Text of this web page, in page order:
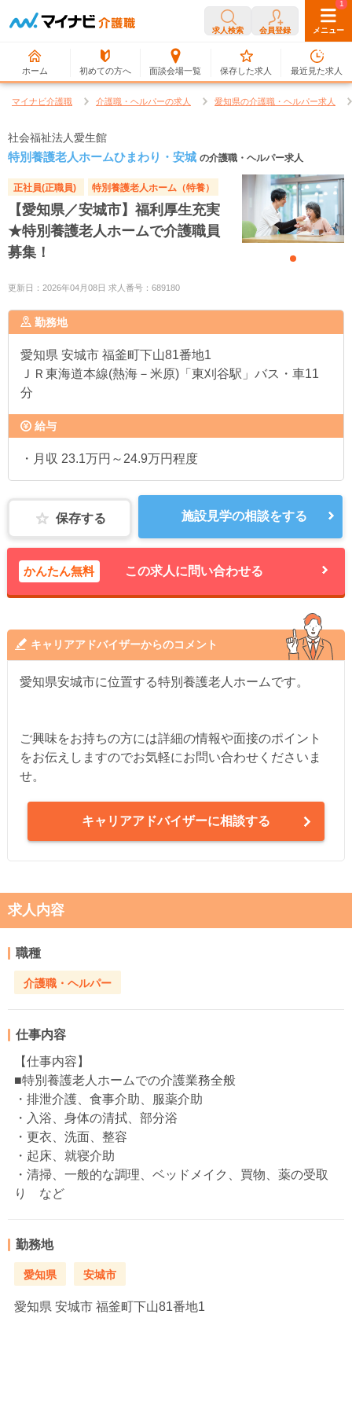
求人検索 会員登録 メニュー
ホーム 初めての方へ 面談会場一覧
0
保存した求人
1
最近見た求人
マイナビ介護職 介護職・ヘルパーの求人 愛知県の介護職・ヘルパー求人
社会福祉法人愛生館
特別養護老人ホームひまわり・安城 の介護職・ヘルパー求人
正社員(正職員) 特別養護老人ホーム（特養）
【愛知県／安城市】福利厚生充実
★特別養護老人ホームで介護職員
募集！
更新日：2026年04月08日 求人番号：689180
勤務地
愛知県 安城市 福釜町下山81番地1
ＪＲ東海道本線(熱海－米原)「東刈谷駅」バス・車11
分
給与
・月収 23.1万円～24.9万円程度
保存する 施設見学の相談をする
かんたん無料 この求人に問い合わせる
キャリアアドバイザーからのコメント
愛知県安城市に位置する特別養護老人ホームです。
ご興味をお持ちの方には詳細の情報や面接のポイント
をお伝えしますのでお気軽にお問い合わせくださいま
せ。
キャリアアドバイザーに相談する
求人内容
職種
介護職・ヘルパー
仕事内容
【仕事内容】
■特別養護老人ホームでの介護業務全般
・排泄介護、食事介助、服薬介助
・入浴、身体の清拭、部分浴
・更衣、洗面、整容
・起床、就寝介助
・清掃、一般的な調理、ベッドメイク、買物、薬の受取
り など
勤務地
愛知県 安城市
愛知県 安城市 福釜町下山81番地1